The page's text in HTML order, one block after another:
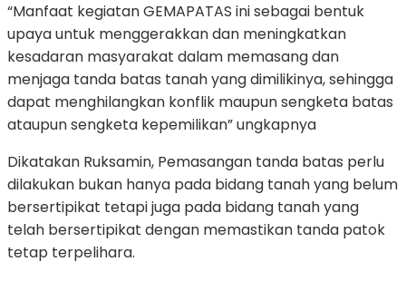
“Manfaat kegiatan GEMAPATAS ini sebagai bentuk
upaya untuk menggerakkan dan meningkatkan
kesadaran masyarakat dalam memasang dan
menjaga tanda batas tanah yang dimilikinya, sehingga
dapat menghilangkan konflik maupun sengketa batas
ataupun sengketa kepemilikan” ungkapnya
Dikatakan Ruksamin, Pemasangan tanda batas perlu
dilakukan bukan hanya pada bidang tanah yang belum
bersertipikat tetapi juga pada bidang tanah yang
telah bersertipikat dengan memastikan tanda patok
tetap terpelihara.